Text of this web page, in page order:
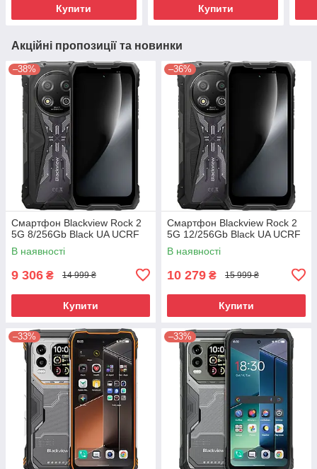
Купити Купити
Акційні пропозиції та новинки
–38%
Смартфон Blackview Rock 2
5G 8/256Gb Black UA UCRF
В наявності
9 306 ₴ 14 999 ₴
Купити
–36%
Смартфон Blackview Rock 2
5G 12/256Gb Black UA UCRF
В наявності
10 279 ₴ 15 999 ₴
Купити
–33% –33%